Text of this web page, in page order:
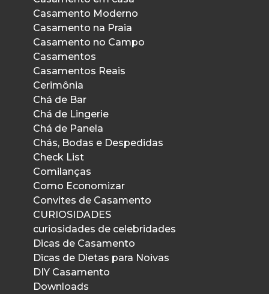
Casamento Moderno
Casamento na Praia
Casamento no Campo
Casamentos
Casamentos Reais
Cerimônia
Chá de Bar
Chá de Lingerie
Chá de Panela
Chás, Bodas e Despedidas
Check List
Comilanças
Como Economizar
Convites de Casamento
CURIOSIDADES
curiosidades de celebridades
Dicas de Casamento
Dicas de Dietas para Noivas
DIY Casamento
Downloads